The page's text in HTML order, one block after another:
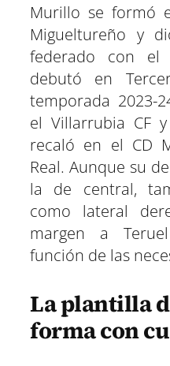
Murillo se formó
Migueltureño y
federado con el
debutó en
temporada 2023-
el Villarrubia CF
recaló en el CD
Real. Aunque su
la de central,
como lateral
margen a
función de las
La plantilla
forma con